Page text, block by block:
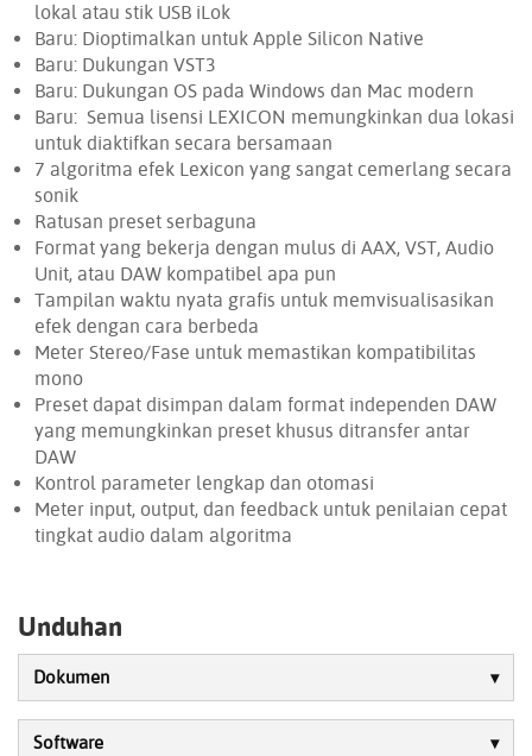
lokal atau stik USB iLok
Baru: Dioptimalkan untuk Apple Silicon Native
Baru: Dukungan VST3
Baru: Dukungan OS pada Windows dan Mac modern
Baru: Semua lisensi LEXICON memungkinkan dua lokasi
untuk diaktifkan secara bersamaan
7 algoritma efek Lexicon yang sangat cemerlang secara
sonik
Ratusan preset serbaguna
Format yang bekerja dengan mulus di AAX, VST, Audio
Unit, atau DAW kompatibel apa pun
Tampilan waktu nyata grafis untuk memvisualisasikan
efek dengan cara berbeda
Meter Stereo/Fase untuk memastikan kompatibilitas
mono
Preset dapat disimpan dalam format independen DAW
yang memungkinkan preset khusus ditransfer antar
DAW
Kontrol parameter lengkap dan otomasi
Meter input, output, dan feedback untuk penilaian cepat
tingkat audio dalam algoritma
Unduhan
Dokumen
Software